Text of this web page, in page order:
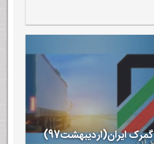
گمرک شهیدرجایی بندرعباس. خودداری
اسناد کلی گویی شده در مورد ارزش و
ایران(اردیبهشت97)